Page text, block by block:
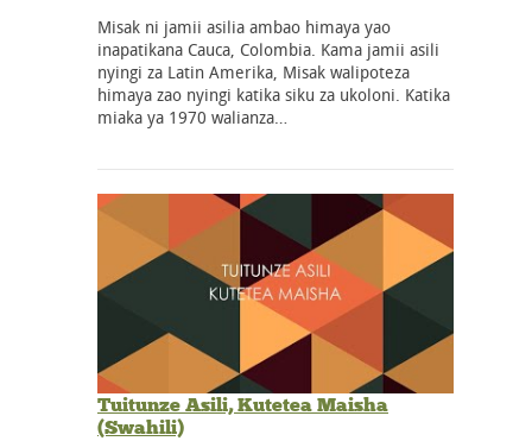
Misak ni jamii asilia ambao himaya yao
inapatikana Cauca, Colombia. Kama jamii asili
nyingi za Latin Amerika, Misak walipoteza
himaya zao nyingi katika siku za ukoloni. Katika
miaka ya 1970 walianza…
Tuitunze Asili, Kutetea Maisha
(Swahili)